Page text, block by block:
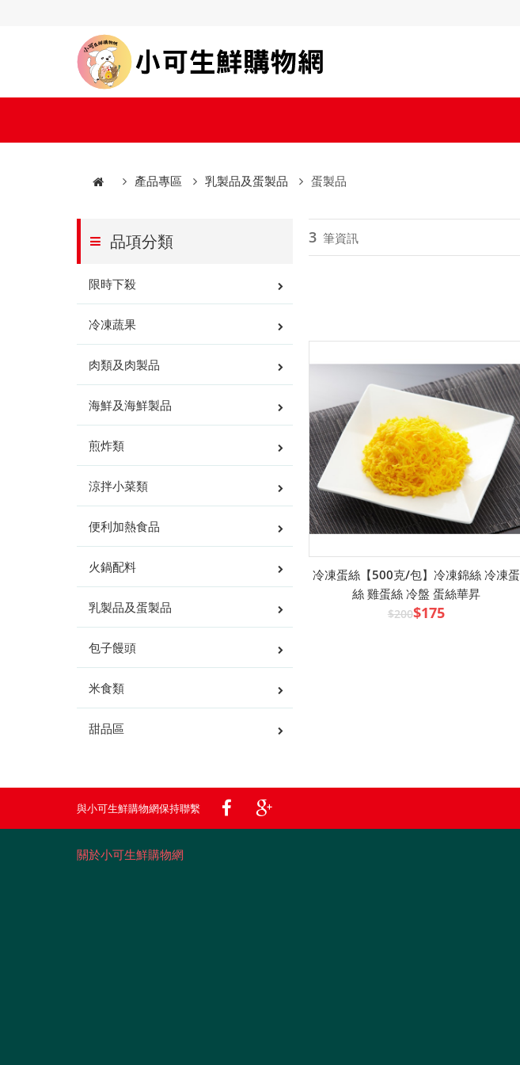
產品專區 乳製品及蛋製品 蛋製品
3 筆資訊
冷凍蛋絲【500克/包】冷凍錦絲 冷凍蛋
絲 雞蛋絲 冷盤 蛋絲華昇
$200$175
品項分類
限時下殺
冷凍蔬果
肉類及肉製品
海鮮及海鮮製品
煎炸類
涼拌小菜類
便利加熱食品
火鍋配料
乳製品及蛋製品
包子饅頭
米食類
甜品區
與小可生鮮購物網保持聯繫
關於小可生鮮購物網